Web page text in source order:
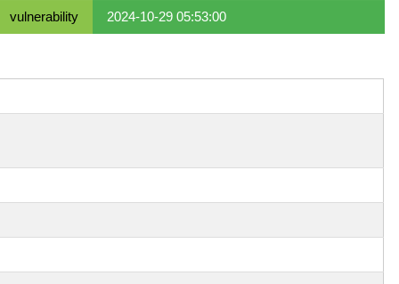
vulnerability 2024-10-29 05:53:00